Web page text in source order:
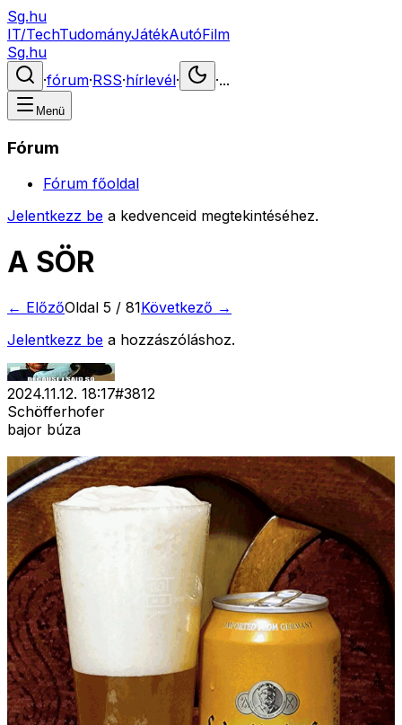
Sg.hu
IT/TechTudományJátékAutóFilm
Sg.hu
·fórum·RSS·hírlevél· ·...
Menü
Fórum
Fórum főoldal
Jelentkezz be a kedvenceid megtekintéséhez.
A SÖR
← ElőzőOldal 5 / 81Következő →
Jelentkezz be a hozzászóláshoz.
2024.11.12. 18:17#3812
Schöfferhofer
bajor búza